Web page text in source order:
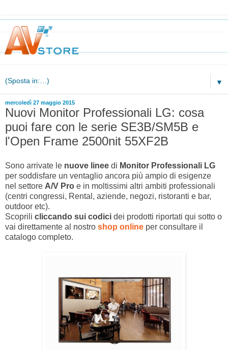
▼
mercoledì 27 maggio 2015
Nuovi Monitor Professionali LG: cosa
puoi fare con le serie SE3B/SM5B e
l'Open Frame 2500nit 55XF2B
Sono arrivate le nuove linee di Monitor Professionali LG
per soddisfare un ventaglio ancora più ampio di esigenze
nel settore A/V Pro e in moltissimi altri ambiti professionali
(centri congressi, Rental, aziende, negozi, ristoranti e bar,
outdoor etc).
Scoprili cliccando sui codici dei prodotti riportati qui sotto o
vai direttamente al nostro shop online per consultare il
catalogo completo.